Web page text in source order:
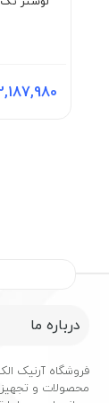
درباره ما
فروشگاه آرنیک
محصولات و